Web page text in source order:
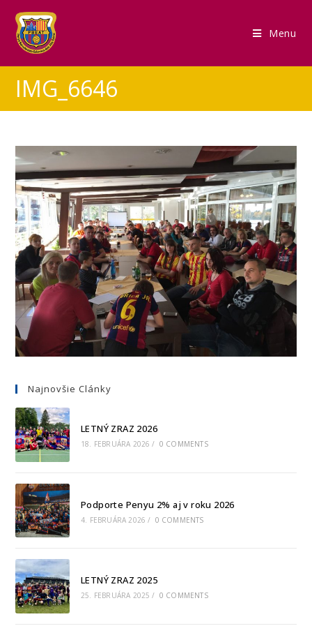
Menu
IMG_6646
Najnovšie Clánky
LETNÝ ZRAZ 2026
18. FEBRUÁRA 2026 / 0 COMMENTS
Podporte Penyu 2% aj v roku 2026
4. FEBRUÁRA 2026 / 0 COMMENTS
LETNÝ ZRAZ 2025
25. FEBRUÁRA 2025 / 0 COMMENTS